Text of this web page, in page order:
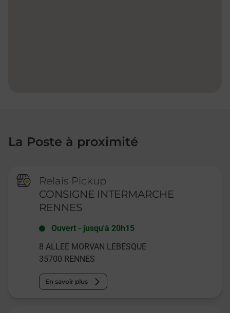
La Poste à proximité
Relais Pickup
CONSIGNE INTERMARCHE
RENNES
Ouvert - jusqu'à 20h15
8 ALLEE MORVAN LEBESQUE
35700 RENNES
En savoir plus